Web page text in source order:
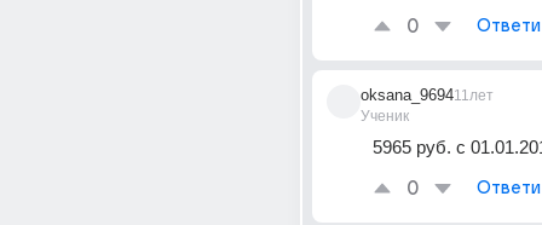
0
oksana_9694
Ученик
11лет
5965 руб. с
0